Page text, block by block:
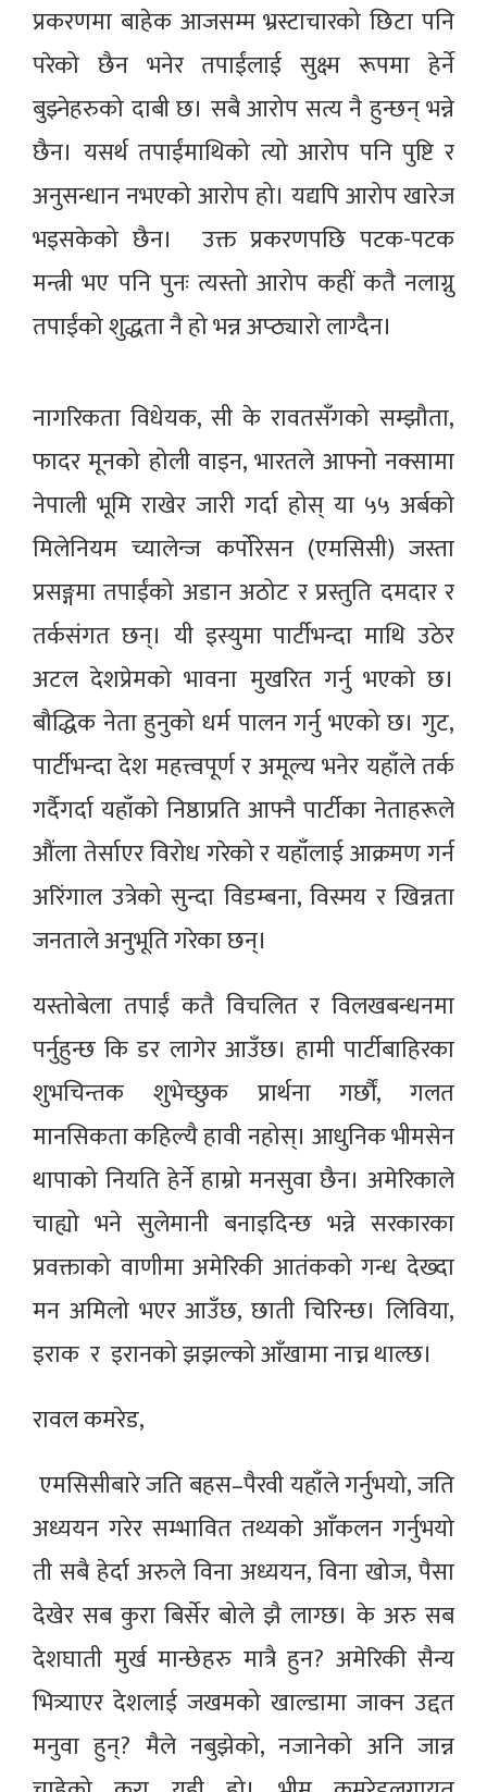
प्रकरणमा बाहेक आजसम्म भ्रस्टाचारको छिटा पनि
परेको छैन भनेर तपाईंलाई सुक्ष्म रूपमा हेर्ने
बुझ्नेहरुको दाबी छ। सबै आरोप सत्य नै हुन्छन् भन्ने
छैन। यसर्थ तपाईंमाथिको त्यो आरोप पनि पुष्टि र
अनुसन्धान नभएको आरोप हो। यद्यपि आरोप खारेज
भइसकेको छैन। उक्त प्रकरणपछि पटक-पटक
मन्त्री भए पनि पुनः त्यस्तो आरोप कहीं कतै नलाग्नु
तपाईंको शुद्धता नै हो भन्न अप्ठ्यारो लाग्दैन।
नागरिकता विधेयक, सी के रावतसँगको सम्झौता,
फादर मूनको होली वाइन, भारतले आफ्नो नक्सामा
नेपाली भूमि राखेर जारी गर्दा होस् या ५५ अर्बको
मिलेनियम च्यालेन्ज कर्पोरेसन (एमसिसी) जस्ता
प्रसङ्गमा तपाईंको अडान अठोट र प्रस्तुति दमदार र
तर्कसंगत छन्। यी इस्युमा पार्टीभन्दा माथि उठेर
अटल देशप्रेमको भावना मुखरित गर्नु भएको छ।
बौद्धिक नेता हुनुको धर्म पालन गर्नु भएको छ। गुट,
पार्टीभन्दा देश महत्त्वपूर्ण र अमूल्य भनेर यहाँले तर्क
गर्दैगर्दा यहाँको निष्ठाप्रति आफ्नै पार्टीका नेताहरूले
औंला तेर्साएर विरोध गरेको र यहाँलाई आक्रमण गर्न
अरिंगाल उत्रेको सुन्दा विडम्बना, विस्मय र खिन्नता
जनताले अनुभूति गरेका छन्।
यस्तोबेला तपाईं कतै विचलित र विलखबन्धनमा
पर्नुहुन्छ कि डर लागेर आउँछ। हामी पार्टीबाहिरका
शुभचिन्तक शुभेच्छुक प्रार्थना गर्छौं, गलत
मानसिकता कहिल्यै हावी नहोस्। आधुनिक भीमसेन
थापाको नियति हेर्ने हाम्रो मनसुवा छैन। अमेरिकाले
चाह्यो भने सुलेमानी बनाइदिन्छ भन्ने सरकारका
प्रवक्ताको वाणीमा अमेरिकी आतंकको गन्ध देख्दा
मन अमिलो भएर आउँछ, छाती चिरिन्छ। लिविया,
इराक र इरानको झझल्को आँखामा नाच्न थाल्छ।
रावल कमरेड,
एमसिसीबारे जति बहस–पैरवी यहाँले गर्नुभयो, जति
अध्ययन गरेर सम्भावित तथ्यको आँकलन गर्नुभयो
ती सबै हेर्दा अरुले विना अध्ययन, विना खोज, पैसा
देखेर सब कुरा बिर्सेर बोले झै लाग्छ। के अरु सब
देशघाती मुर्ख मान्छेहरु मात्रै हुन? अमेरिकी सैन्य
भित्र्याएर देशलाई जखमको खाल्डामा जाक्न उद्दत
मनुवा हुन्? मैले नबुझेको, नजानेको अनि जान्न